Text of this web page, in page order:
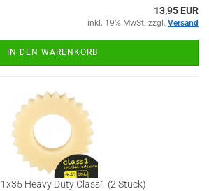
13,95 EUR
inkl. 19% MwSt. zzgl. Versand
IN DEN WARENKORB
Heavy Duty Class1 (2 Stück)